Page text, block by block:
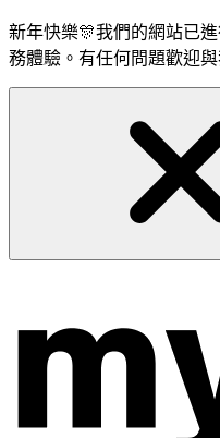
新年快樂🎊我們的網站已
務體驗。有任何問題歡迎與